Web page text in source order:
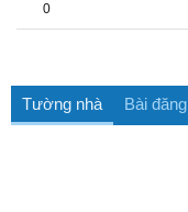
0
Tường nhà Bài đăng